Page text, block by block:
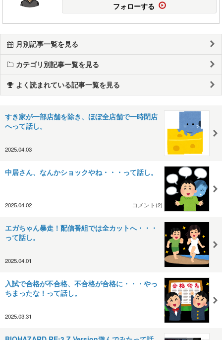
フォローする
月別記事一覧を見る
カテゴリ別記事一覧を見る
よく読まれている記事一覧を見る
すき家が一部店舗を除き、ほぼ全店舗で一時閉店
へって話し。
2025.04.03
中居さん、なんかショックやね・・・って話し。
2025.04.02 コメント(2)
エガちゃん暴走！配信番組では全カットへ・・・
って話し。
2025.04.01
入試で合格が不合格、不合格が合格に・・・やっ
ちまったな！って話し。
2025.03.31